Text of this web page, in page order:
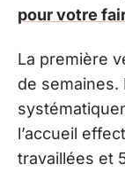
pour votre
La première
de semaines.
l’accueil
travaillées et